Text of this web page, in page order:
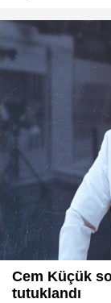
Cem Küçük
tutuklandı